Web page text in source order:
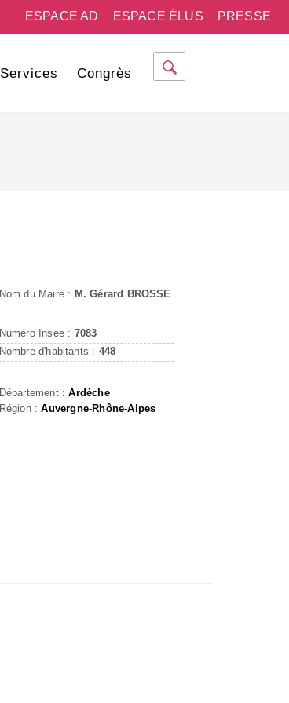
PRESSE
ESPACE ÉLUS
ESPACE AD
Services Congrès
Nom du Maire : M. Gérard BROSSE
Numéro Insee : 7083
Nombre d'habitants : 448
Département :Ardèche
Région :Auvergne-Rhône-Alpes